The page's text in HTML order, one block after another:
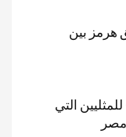
هرمز بين
التي